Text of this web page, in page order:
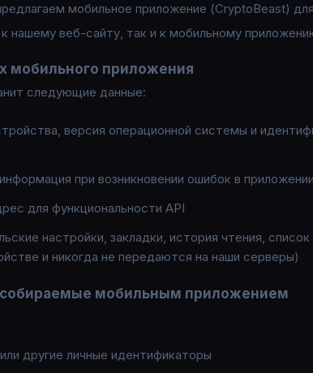
мобильное приложение (CryptoBeast)
нашему веб-сайту, так и к мобильному
мобильного приложения
следующие данные:
версия операционной системы и
при возникновении ошибок в приложении
для функциональности API
настройки, закладки, история чтения,
и никогда не передаются на наши серверы)
мобильным приложением
другие личные идентификаторы